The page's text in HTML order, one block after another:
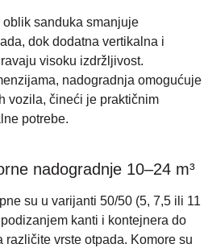
sanduka smanjuje
dok dodatna vertikalna i
visoku izdržljivost.
nadogradnja omogućuje
vozila, čineći je praktičnim
potrebe.
nadogradnje 10–24 m³
su u varijanti 50/50 (5, 7,5 ili 11
kanti i kontejnera do
različite vrste otpada. Komore su